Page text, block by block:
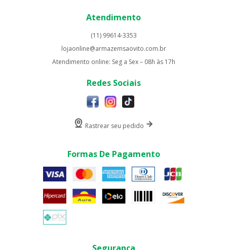
Atendimento
(11) 99614-3353
lojaonline@armazemsaovito.com.br
Atendimento online: Seg a Sex – 08h às 17h
Redes Sociais
Rastrear seu pedido
Formas De Pagamento